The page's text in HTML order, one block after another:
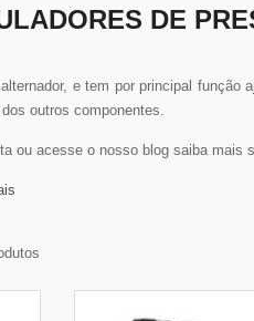
DE
e tem por principal
outros componentes.
ou acesse o nosso blog saiba